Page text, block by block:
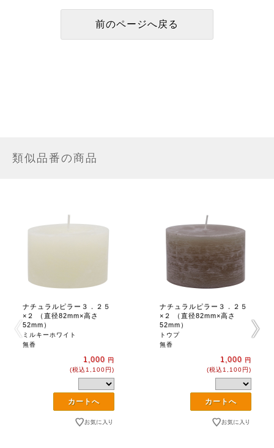
類似品番の商品
ナチュラルピラー３．２５
×２ （直径82mm×高さ
52mm）
ミルキーホワイト
無香
1,000 円
(税込1,100円)
ナチュラルピラー３．２５
×２ （直径82mm×高さ
52mm）
トウプ
無香
1,000 円
(税込1,100円)